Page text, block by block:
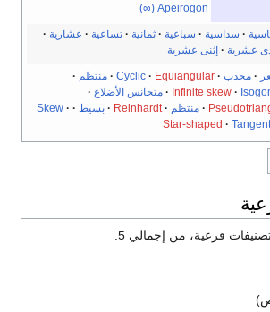
Apeirogon (∞)
سداسية سباعية ثمانية تساعية
عشارية
عشرية
إثنى عشرية
محدب Cyclic Equiangular
منتظم
Infinite skew
متجانس الأضلاع
منتظم Reinhardt بسيط
Skew
Star-shaped